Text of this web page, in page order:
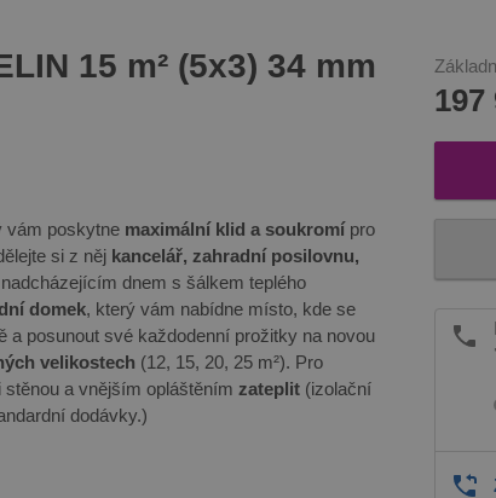
15 m² (5x3) 34 mm
vám poskytne maximální klid a soukromípro
si z něj kancelář, zahradní posilovnu,
dnem s šálkem teplého
domek, který vám nabídne místo, kde se
a posunout své každodenní prožitky na novou
velikostech (12, 15, 20, 25 m²). Pro
stěnou a vnějším opláštěním zateplit (izolační
dodávky.)
197